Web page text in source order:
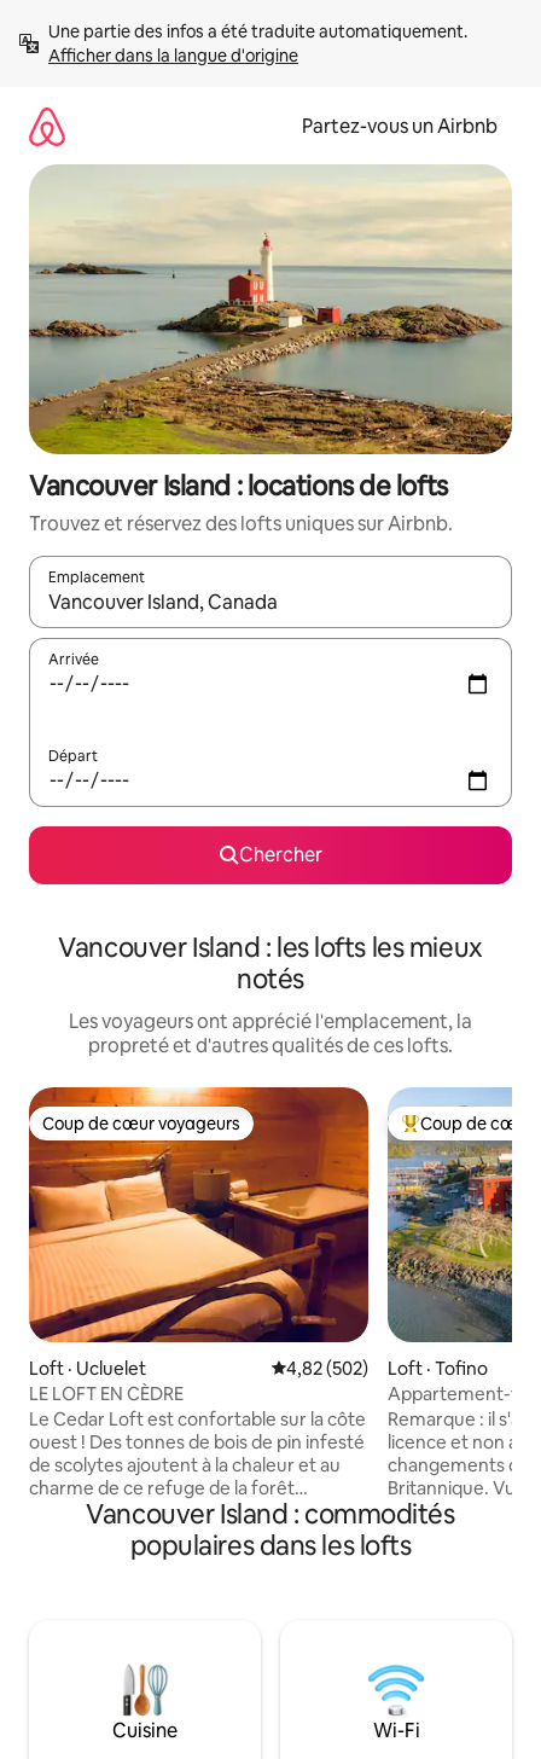
directement
Afficher dans la langue d'origine
Partez-vous un Airbnb
Vancouver Island : locations de lofts
Trouvez et réservez des lofts uniques sur Airbnb.
Emplacement
Quand les résultats sont affichés, parcourez-les en utilisant
Arrivée
Départ
Chercher
Vancouver Island : les lofts les mieux
notés
Les voyageurs ont apprécié l'emplacement, la
propreté et d'autres qualités de ces lofts.
Coup de cœur voyageurs
Coup de cœur voyageurs
Loft · Ucluelet Note moyenne de 4,82 sur 5,
4,82 (502)
LE LOFT EN CÈDRE
Le Cedar Loft est confortable sur la côte
ouest ! Des tonnes de bois de pin infesté
de scolytes ajoutent à la chaleur et au
charme de ce refuge de la forêt
tropicale ! À l'étage, il y a un bain à
remous, une cheminée et une chambre.
En bas, il y a une salle de bain complète,
chez vous dans votre cabane
confortable ! Votre prochaine aventure
vous attend ! Le Cedar Loft est situé à
The Outside Inn 2425 Tofino Ucluelet
Coup de cœur
Coup de cœur
Loft · Tofino
Appartement-
loft de 2 étages
Remarque : il
licence et non
changements de
Britannique. Vue spectaculaire sur
l'océan, et le
soleil. Ce loft au dernier étage est
parfait. Plafonds
mangez et
au bord de
comme celui-ci
Stationnement gratuit.
Vancouver Island : commodités
populaires dans les lofts
Cuisine Wi-Fi